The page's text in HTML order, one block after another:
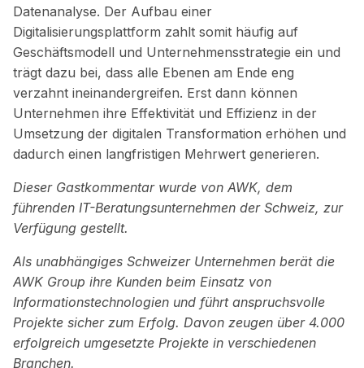
Datenanalyse. Der Aufbau einer
Digitalisierungsplattform zahlt somit häufig auf
Geschäftsmodell und Unternehmensstrategie ein und
trägt dazu bei, dass alle Ebenen am Ende eng
verzahnt ineinandergreifen. Erst dann können
Unternehmen ihre Effektivität und Effizienz in der
Umsetzung der digitalen Transformation erhöhen und
dadurch einen langfristigen Mehrwert generieren.
Dieser Gastkommentar wurde von AWK, dem
führenden IT-Beratungsunternehmen der Schweiz, zur
Verfügung gestellt.
Als unabhängiges Schweizer Unternehmen berät die
AWK Group ihre Kunden beim Einsatz von
Informationstechnologien und führt anspruchsvolle
Projekte sicher zum Erfolg. Davon zeugen über 4.000
erfolgreich umgesetzte Projekte in verschiedenen
Branchen.